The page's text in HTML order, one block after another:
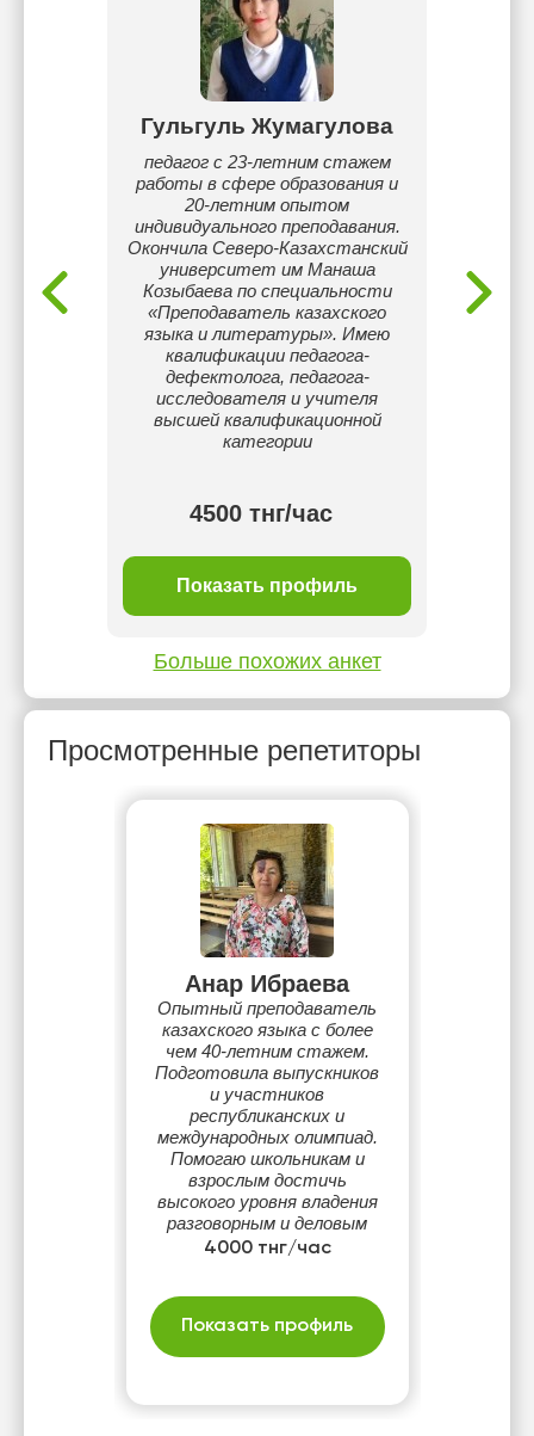
Гульгуль Жумагулова
педагог с 23-летним стажем
работы в сфере образования и
20-летним опытом
индивидуального преподавания.
Окончила Северо-Казахстанский
университет им Манаша
Козыбаева по специальности
«Преподаватель казахского
языка и литературы». Имею
квалификации педагога-
дефектолога, педагога-
исследователя и учителя
высшей квалификационной
категории
4500 тнг/час
Показать профиль
Больше похожих анкет
Просмотренные репетиторы
Анар Ибраева
Опытный преподаватель
казахского языка с более
чем 40-летним стажем.
Подготовила выпускников
и участников
республиканских и
международных олимпиад.
Помогаю школьникам и
взрослым достичь
высокого уровня владения
разговорным и деловым
казахским языком.
4000 тнг/час
Показать профиль